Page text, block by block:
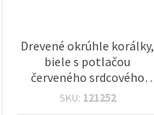
Drevené okrúhle korálky,
biele s potlačou
červeného srdcového
balónika, 15×16 mm,
SKU: 121252